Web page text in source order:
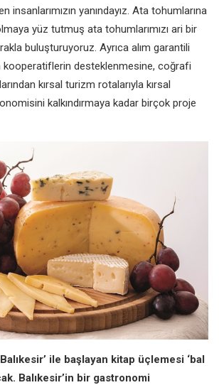
insanlarımızın yanındayız. Ata tohumlarına
yüz tutmuş ata tohumlarımızı ari bir
buluşturuyoruz. Ayrıca alım garantili
kooperatiflerin desteklenmesine, coğrafi
kırsal turizm rotalarıyla kırsal
kalkındırmaya kadar birçok proje
ile başlayan kitap üçlemesi ‘bal
Balıkesir’in bir gastronomi